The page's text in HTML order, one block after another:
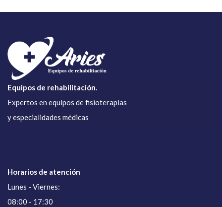
Equipos de rehabilitación.
Expertos en equipos de fisioterapias
y especialidades médicas
Horarios de atención
Lunes - Viernes:
08:00 - 17:30